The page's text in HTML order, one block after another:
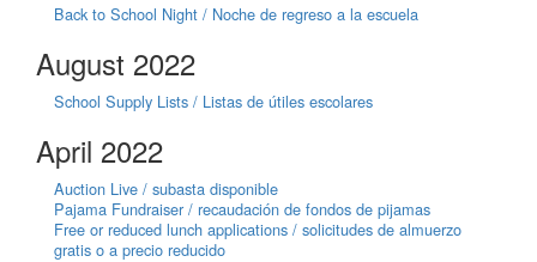
Back to School Night / Noche de regreso a la escuela
August 2022
School Supply Lists / Listas de útiles escolares
April 2022
Auction Live / subasta disponible
Pajama Fundraiser / recaudación de fondos de pijamas
Free or reduced lunch applications / solicitudes de almuerzo
gratis o a precio reducido